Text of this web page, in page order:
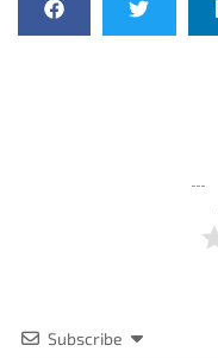
Subscribe